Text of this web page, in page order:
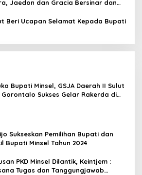
Jaedon dan Gracia Bersinar dan
Beri Ucapan Selamat Kepada Bupati
Bupati Minsel, GSJA Daerah II Sulut
Gorontalo Sukses Gelar Rakerda di
Sukseskan Pemilihan Bupati dan
Bupati Minsel Tahun 2024
PKD Minsel Dilantik, Keintjem :
Tugas dan Tanggungjawab